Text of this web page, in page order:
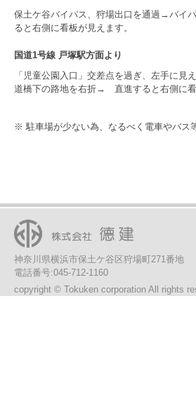
保土ケ谷バイパス、狩場出口を通過→バイ
ると右側に看板が見えます。
国道1号線 戸塚駅方面より
「児童公園入口」交差点を過ぎ、左手に
道橋下の路地を右折→ 直進すると右側に看
※ 駐車場が少ない為、なるべく電車やバス
神奈川県横浜市保土ケ谷区狩場町271番地
電話番号:045-712-1160
copyright © Tokuken corporation All rights